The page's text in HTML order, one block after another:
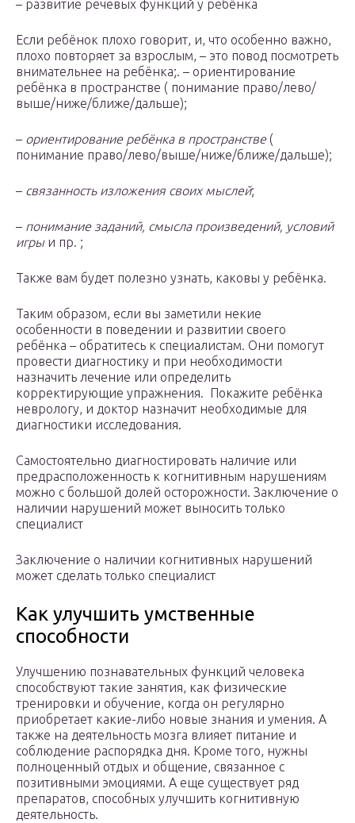
– развитие речевых функций у ребёнка
Если ребёнок плохо говорит, и, что особенно важно,
плохо повторяет за взрослым, – это повод посмотреть
внимательнее на ребёнка;. – ориентирование
ребёнка в пространстве ( понимание право/лево/
выше/ниже/ближе/дальше);
– ориентирование ребёнка в пространстве(
понимание право/лево/выше/ниже/ближе/дальше);
– связанность изложения своих мыслей;
– понимание заданий, смысла произведений, условий
игрыи пр. ;
Также вам будет полезно узнать, каковы у ребёнка.
Таким образом, если вы заметили некие
особенности в поведении и развитии своего
ребёнка – обратитесь к специалистам. Они помогут
провести диагностику и при необходимости
назначить лечение или определить
корректирующие упражнения. Покажите ребёнка
неврологу, и доктор назначит необходимые для
диагностики исследования.
Самостоятельно диагностировать наличие или
предрасположенность к когнитивным нарушениям
можно с большой долей осторожности. Заключение о
наличии нарушений может выносить только
специалист
Заключение о наличии когнитивных нарушений
может сделать только специалист
Как улучшить умственные
способности
Улучшению познавательных функций человека
способствуют такие занятия, как физические
тренировки и обучение, когда он регулярно
приобретает какие-либо новые знания и умения. А
также на деятельность мозга влияет питание и
соблюдение распорядка дня. Кроме того, нужны
полноценный отдых и общение, связанное с
позитивными эмоциями. А еще существует ряд
препаратов, способных улучшить когнитивную
деятельность.